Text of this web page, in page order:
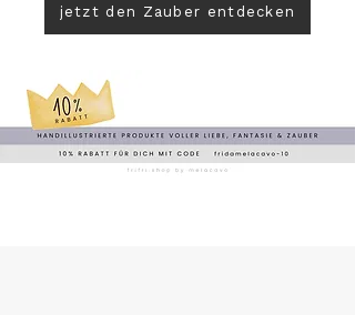
jetzt den Zauber entdecken